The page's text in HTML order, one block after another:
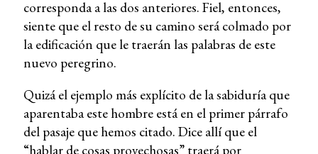
corresponda a las dos anteriores. Fiel, entonces,
siente que el resto de su camino será colmado por
la edificación que le traerán las palabras de este
nuevo peregrino.
Quizá el ejemplo más explícito de la sabiduría que
aparentaba este hombre está en el primer párrafo
del pasaje que hemos citado. Dice allí que el
“hablar de cosas provechosas” traerá por